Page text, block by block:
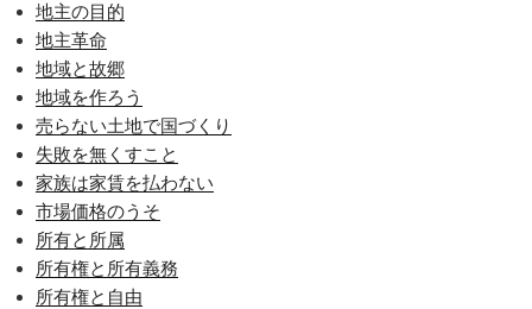
地主の目的
地主革命
地域と故郷
地域を作ろう
売らない土地で国づくり
失敗を無くすこと
家族は家賃を払わない
市場価格のうそ
所有と所属
所有権と所有義務
所有権と自由